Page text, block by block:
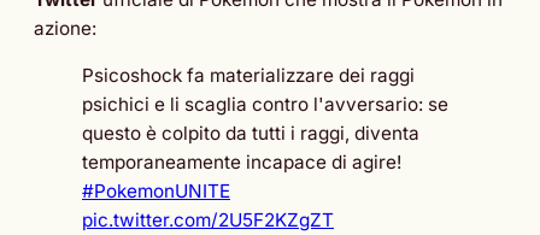
azione:
Psicoshock fa materializzare dei raggi
psichici e li scaglia contro l'avversario: se
questo è colpito da tutti i raggi, diventa
temporaneamente incapace di agire!
#PokemonUNITE
pic.twitter.com/2U5F2KZgZT